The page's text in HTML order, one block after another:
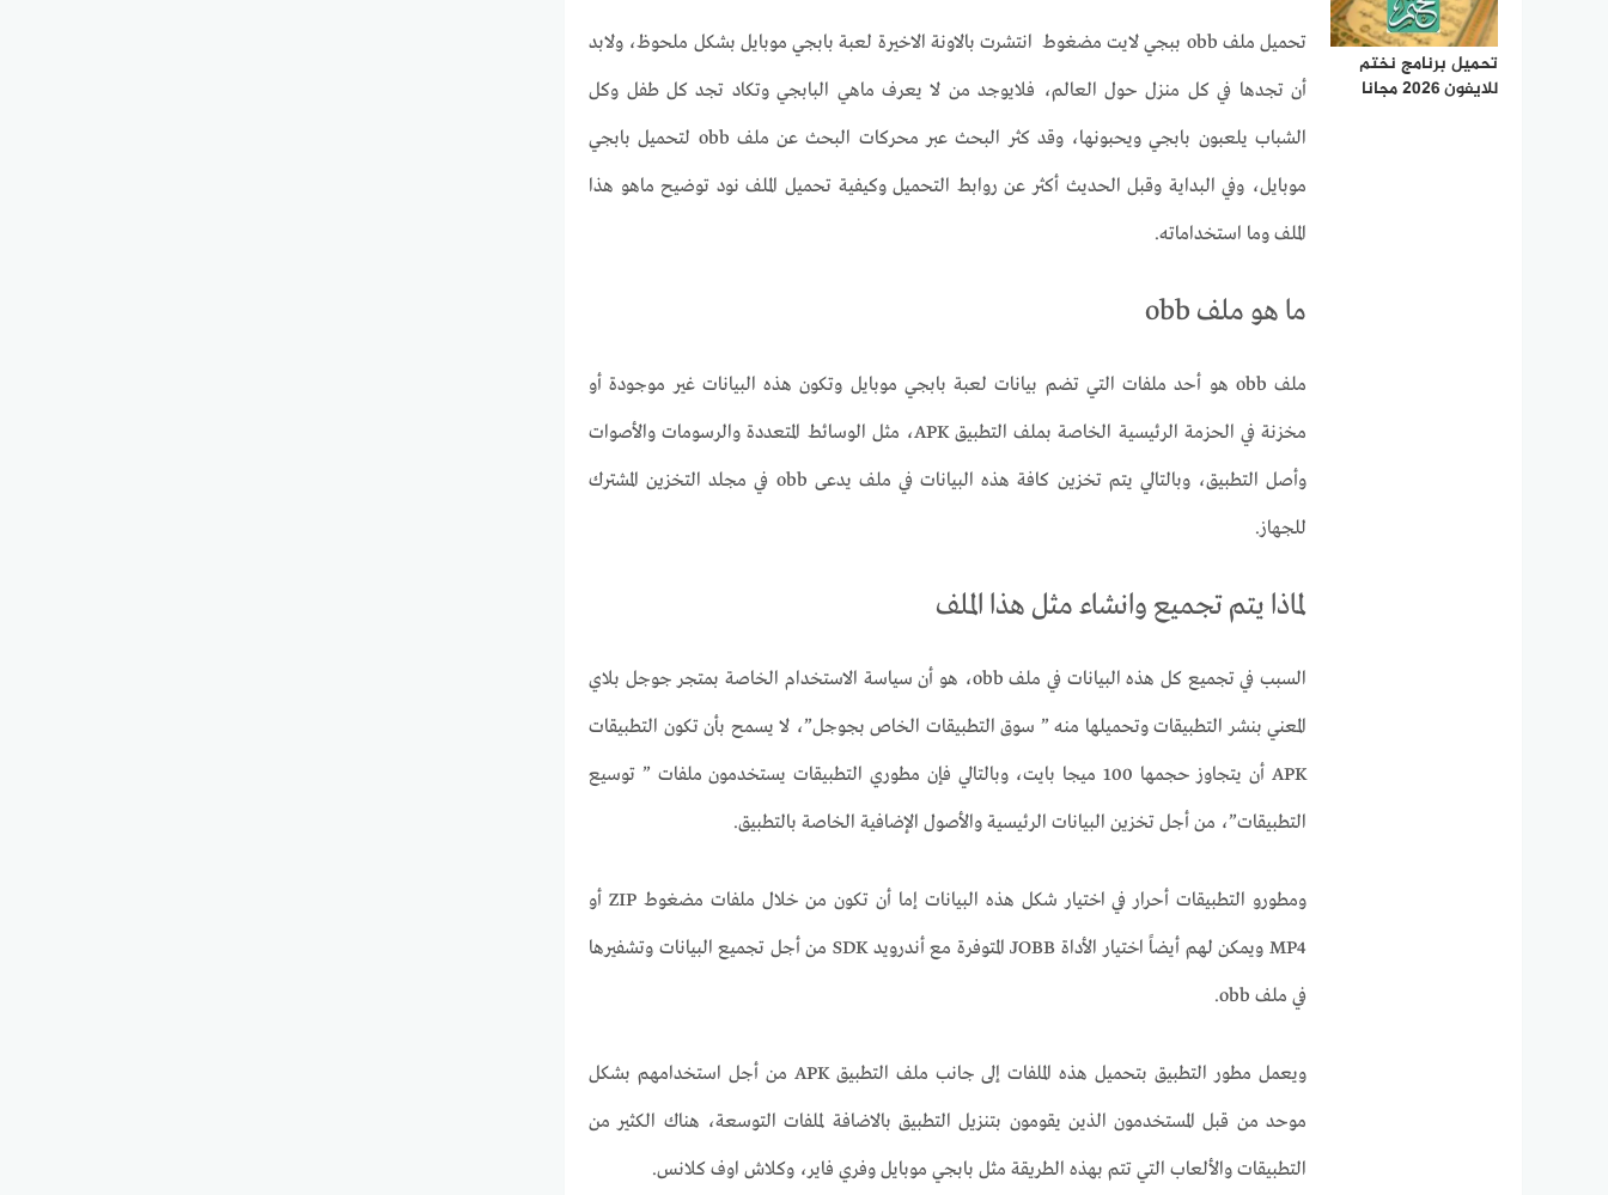
تحميل ملف obb ببجي لايت مضغوط انتشرت بالاونة الاخيرة لعبة بابجي موبايل بشكل ملحوظ، ولابد
أن تجدها في كل منزل حول العالم، فلايوجد من لا يعرف ماهي البابجي وتكاد تجد كل طفل وكل
الشباب يلعبون بابجي ويحبونها، وقد كثر البحث عبر محركات البحث عن ملف obb لتحميل بابجي
موبايل، وفي البداية وقبل الحديث أكثر عن روابط التحميل وكيفية تحميل الملف نود توضيح ماهو هذا
الملف وما استخداماته.
ما هو ملف obb
ملف obb هو أحد ملفات التي تضم بيانات لعبة بابجي موبايل وتكون هذه البيانات غير موجودة أو
مخزنة في الحزمة الرئيسية الخاصة بملف التطبيق APK، مثل الوسائط المتعددة والرسومات والأصوات
وأصل التطبيق، وبالتالي يتم تخزين كافة هذه البيانات في ملف يدعى obb في مجلد التخزين المشترك
للجهاز.
لماذا يتم تجميع وانشاء مثل هذا الملف
السبب في تجميع كل هذه البيانات في ملف obb، هو أن سياسة الاستخدام الخاصة بمتجر جوجل بلاي
المعني بنشر التطبيقات وتحميلها منه ” سوق التطبيقات الخاص بجوجل”، لا يسمح بأن تكون التطبيقات
APK أن يتجاوز حجمها 100 ميجا بايت، وبالتالي فإن مطوري التطبيقات يستخدمون ملفات ” توسيع
التطبيقات”، من أجل تخزين البيانات الرئيسية والأصول الإضافية الخاصة بالتطبيق.
ومطورو التطبيقات أحرار في اختيار شكل هذه البيانات إما أن تكون من خلال ملفات مضغوط ZIP أو
MP4 ويمكن لهم أيضاً اختيار الأداة JOBB المتوفرة مع أندرويد SDK من أجل تجميع البيانات وتشفيرها
في ملف obb.
ويعمل مطور التطبيق بتحميل هذه الملفات إلى جانب ملف التطبيق APK من أجل استخدامهم بشكل
موحد من قبل المستخدمون الذين يقومون بتنزيل التطبيق بالاضافة لملفات التوسعة، هناك الكثير من
التطبيقات والألعاب التي تتم بهذه الطريقة مثل بابجي موبايل وفري فاير، وكلاش اوف كلانس.
تحميل برنامج نختم
للايفون 2026 مجانا